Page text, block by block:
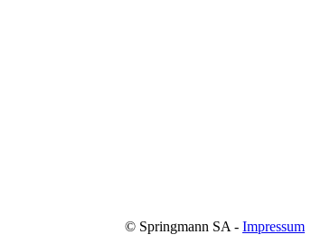
© Springmann SA - Impressum